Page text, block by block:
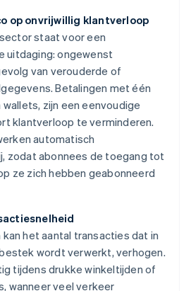
op onvrijwillig klantverloop
staat voor een
uitdaging: ongewenst
van verouderde of
Betalingen met één
zijn een eenvoudige
klantverloop te verminderen.
automatisch
zodat abonnees de toegang tot
ze zich hebben geabonneerd
het aantal transacties dat in
wordt verwerkt, verhogen.
tijdens drukke winkeltijden of
wanneer veel verkeer